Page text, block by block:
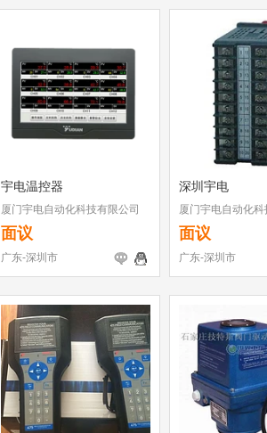
宇电温控器
厦门宇电自动化科技有限公司
面议
广东-深圳市
深圳宇电
厦门宇电自动化科
面议
广东-深圳市